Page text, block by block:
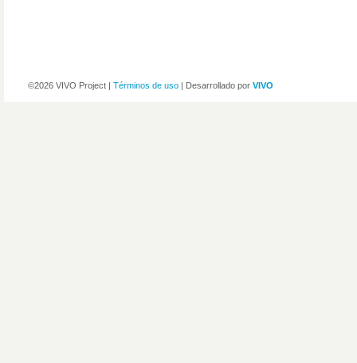
©2026 VIVO Project | Términos de uso | Desarrollado por VIVO